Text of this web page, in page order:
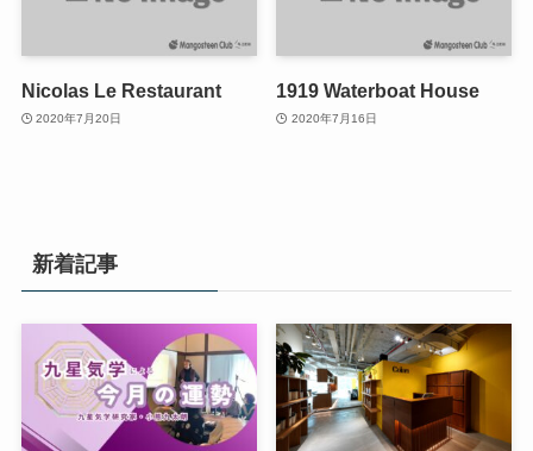
Nicolas Le Restaurant
2020年7月20日
1919 Waterboat House
2020年7月16日
新着記事